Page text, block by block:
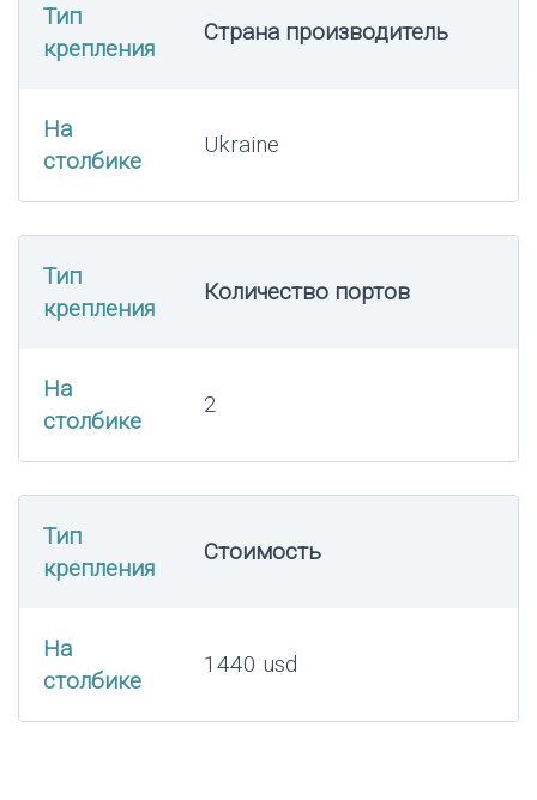
Тип
крепления
Страна производитель
На
столбике
Ukraine
Тип
крепления
Количество портов
На
столбике
2
Тип
крепления
Стоимость
На
столбике
1440 usd